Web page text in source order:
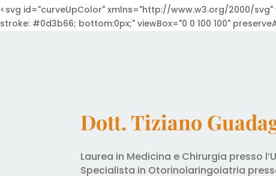
<svg id="curveUpColor" xmlns="http://www.w3.org/2000/
stroke: #0d3b66; bottom:0px;" viewBox="0 0 100 100"
Dott. Tiziano
Laurea in Medicina e Chirurgia presso
Specialista in Otorinolaringoiatria